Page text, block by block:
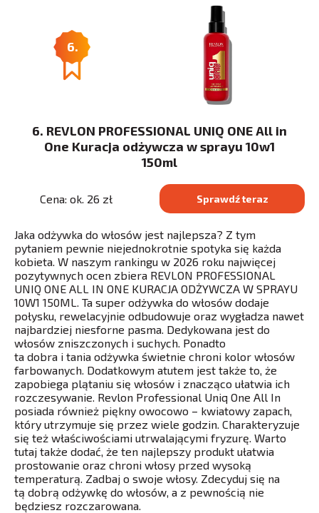
6.
6. REVLON PROFESSIONAL UNIQ ONE All in
One Kuracja odżywcza w sprayu 10w1
150ml
Cena: ok. 26 zł Sprawdź teraz
Jaka odżywka do włosów jest najlepsza? Z tym
pytaniem pewnie niejednokrotnie spotyka się każda
kobieta. W naszym rankingu w 2026 roku najwięcej
pozytywnych ocen zbiera REVLON PROFESSIONAL
UNIQ ONE ALL IN ONE KURACJA ODŻYWCZA W SPRAYU
10W1 150ML. Ta super odżywka do włosów dodaje
połysku, rewelacyjnie odbudowuje oraz wygładza nawet
najbardziej niesforne pasma. Dedykowana jest do
włosów zniszczonych i suchych. Ponadto
ta dobra i tania odżywka świetnie chroni kolor włosów
farbowanych. Dodatkowym atutem jest także to, że
zapobiega plątaniu się włosów i znacząco ułatwia ich
rozczesywanie. Revlon Professional Uniq One All In
posiada również piękny owocowo – kwiatowy zapach,
który utrzymuje się przez wiele godzin. Charakteryzuje
się też właściwościami utrwalającymi fryzurę. Warto
tutaj także dodać, że ten najlepszy produkt ułatwia
prostowanie oraz chroni włosy przed wysoką
temperaturą. Zadbaj o swoje włosy. Zdecyduj się na
tą dobrą odżywkę do włosów, a z pewnością nie
będziesz rozczarowana.